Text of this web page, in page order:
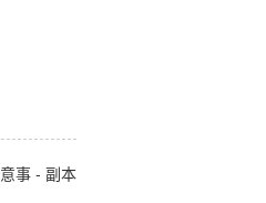
事 - 副本